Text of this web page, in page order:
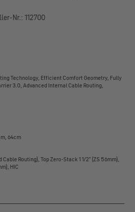
Nr.: 112700
Technology, Efficient Comfort Geometry, Fully
3.0, Advanced Internal Cable Routing,
64cm
Routing), Top Zero-Stack 1 1/2" (ZS 56mm),
HIC